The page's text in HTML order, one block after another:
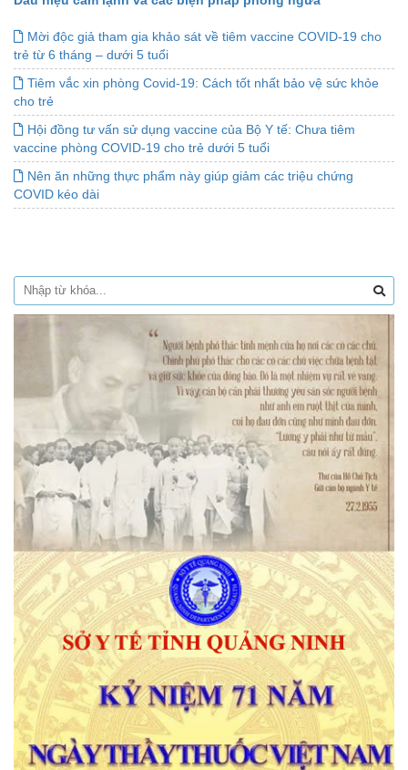
Mời độc giả tham gia khảo sát về tiêm vaccine COVID-19 cho
trẻ từ 6 tháng – dưới 5 tuổi
Tiêm vắc xin phòng Covid-19: Cách tốt nhất bảo vệ sức khỏe
cho trẻ
Hội đồng tư vấn sử dụng vaccine của Bộ Y tế: Chưa tiêm
vaccine phòng COVID-19 cho trẻ dưới 5 tuổi
Nên ăn những thực phẩm này giúp giảm các triệu chứng
COVID kéo dài